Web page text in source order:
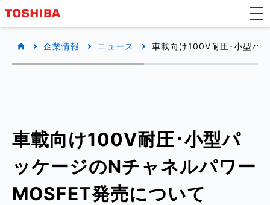
企業情報 ニュース 車載向け100V耐圧･小型パ
車載向け100V耐圧･小型パ
ッケージのNチャネルパワー
MOSFET発売について